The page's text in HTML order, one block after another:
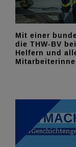
Mit einer
die THW-BV
Helfern und